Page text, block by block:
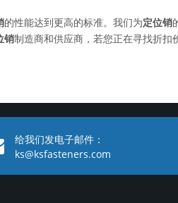
的性能达到更高的标准。我们为定位销
销制造商和供应商，若您正在寻找折扣
给我们发电子邮件：
ks@ksfasteners.com